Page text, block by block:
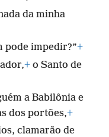
da minha
pode impedir?”+
+ o Santo de
a Babilônia e
dos portões,+
clamarão de